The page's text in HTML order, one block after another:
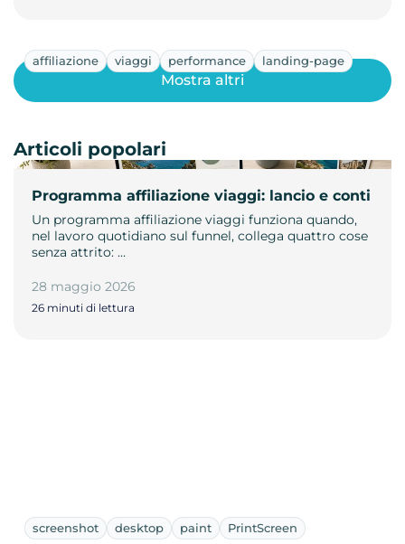
affiliazione viaggi performance landing-page
Programma affiliazione viaggi: lancio e conti
Un programma affiliazione viaggi funziona quando,
nel lavoro quotidiano sul funnel, collega quattro cose
senza attrito: …
28 maggio 2026
26 minuti di lettura
Mostra altri
Articoli popolari
screenshot desktop paint PrintScreen